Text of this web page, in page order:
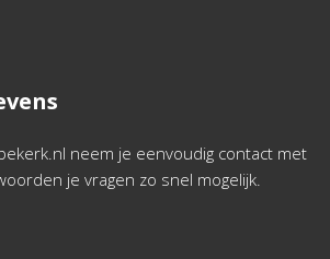
neem je eenvoudig contact met
je vragen zo snel mogelijk.